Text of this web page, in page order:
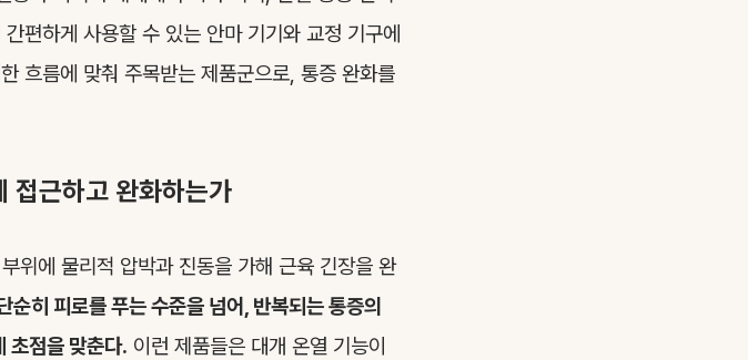
편하게 사용할 수 있는 안마 기기와 교정 기구에
흐름에 맞춰 주목받는 제품군으로, 통증 완화를
접근하고 완화하는가
위에 물리적 압박과 진동을 가해 근육 긴장을 완
순히 피로를 푸는 수준을 넘어, 반복되는 통증의
초점을 맞춘다. 이런 제품들은 대개 온열 기능이